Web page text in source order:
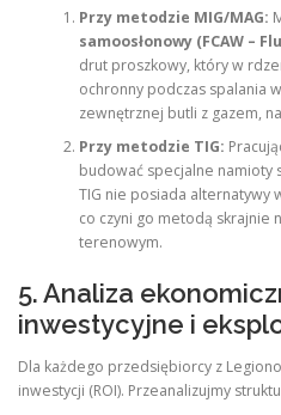
Przy metodzie MIG/MAG:
samoosłonowy (FCAW –
drut proszkowy, który w
ochronny podczas spalania
zewnętrznej butli z gazem,
Przy metodzie TIG:
budować specjalne namioty
TIG nie posiada alternatywy
co czyni go metodą skrajnie
terenowym.
5. Analiza
inwestycyjne i
Dla każdego przedsiębiorcy z
inwestycji (ROI). Przeanalizujmy